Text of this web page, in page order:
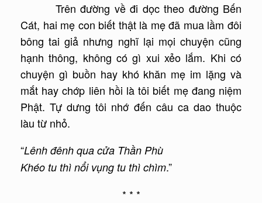
Trên đường về đi dọc theo đường Bến
Cát, hai mẹ con biết thật là mẹ đã mua lầm đôi
bông tai giả nhưng nghĩ lại mọi chuyện cũng
hạnh thông, không có gì xui xẻo lắm. Khi có
chuyện gì buồn hay khó khăn mẹ im lặng và
mắt hay chớp liên hồi là tôi biết mẹ đang niệm
Phật. Tự dưng tôi nhớ đến câu ca dao thuộc
làu từ nhỏ.
“Lênh đênh qua cửa Thần Phù
Khéo tu thì nổi vụng tu thì chìm.”
* * *